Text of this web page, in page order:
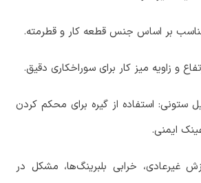
بر اساس جنس قطعه کار و قطرمته.
و زاویه میز کار برای سوراخکاری دقیق.
استفاده از گیره برای محکم کردن
ایمنی.
غیرعادی، خرابی بلبرینگ‌ها، مشکل در